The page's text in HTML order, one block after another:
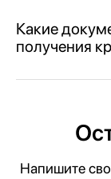
Какие
получения
Напишите